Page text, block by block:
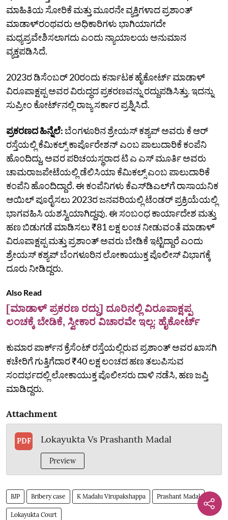
ಮಾಹಿತಿಯ ಸೋರಿಕೆ ಮತ್ತು ಮೂರನೇ ವ್ಯಕ್ತಿಗಳಾದ ಪ್ರಶಾಂತ್‌
ಮಾಡಾಳ್‌ರಂಥವರು ಅಧಿಕಾರಿಗಳು ಭಾಗಿಯಾಗದೇ
ಮಧ್ಯಪ್ರವೇಶಿಸಲಾಗದು ಎಂದು ನ್ಯಾಯಾಲಯ ಅನುಮಾನ
ವ್ಯಕ್ತಪಡಿಸಿದೆ.
2023ರ ಡಿಸೆಂಬರ್‌ 20ರಂದು ಕರ್ನಾಟಕ ಹೈಕೋರ್ಟ್‌ ಮಾಡಾಳ್‌
ವಿರೂಪಾಕ್ಷಪ್ಪ ಅವರ ವಿರುದ್ಧದ ಪ್ರಕರಣವನ್ನು ರದ್ದುಪಡಿಸಿತ್ತು. ಇದನ್ನು
ಸುಪ್ರೀಂ ಕೋರ್ಟ್‌ನಲ್ಲಿ ರಾಜ್ಯ ಸರ್ಕಾರ ಪ್ರಶ್ನಿಸಿದೆ.
ಪ್ರಕರಣದ ಹಿನ್ನೆಲೆ:ಬೆಂಗಳೂರಿನ ಶ್ರೇಯಸ್‌ ಕಶ್ಯಪ್‌ ಅವರು ಕೆ ಆರ್‌
ರಸ್ತೆಯಲ್ಲಿ ಕೆಮಿಕಲ್ಸ್ ಕಾರ್ಪೊರೇಶನ್‌ ಎಂಬ ಪಾಲುದಾರಿಕೆ ಕಂಪೆನಿ
ಹೊಂದಿದ್ದು, ಅವರ ಪರಿಚಯಸ್ಥರಾದ ಟಿ ಎ ಎಸ್‌ ಮೂರ್ತಿ ಅವರು
ಚಾಮರಾಜಪೇಟೆಯಲ್ಲಿ ಡೆಲಿಸಿಯಾ ಕೆಮಿಕಲ್ಸ್‌ ಎಂಬ ಪಾಲುದಾರಿಕೆ
ಕಂಪೆನಿ ಹೊಂದಿದ್ದಾರೆ. ಈ ಕಂಪೆನಿಗಳು ಕೆಎಸ್‌ಡಿಎಲ್‌ಗೆ ರಾಸಾಯನಿಕ
ಆಯಿಲ್‌ ಪೂರೈಸಲು 2023ರ ಜನವರಿಯಲ್ಲಿ ಟೆಂಡರ್‌ ಪ್ರಕ್ರಿಯೆಯಲ್ಲಿ
ಭಾಗವಹಿಸಿ ಯಶಸ್ವಿಯಾಗಿದ್ದವು. ಈ ಸಂಬಂಧ ಕಾರ್ಯಾದೇಶ ಮತ್ತು
ಹಣ ಬಿಡುಗಡೆ ಮಾಡಿಸಲು ₹81 ಲಕ್ಷ ಲಂಚ ನೀಡುವಂತೆ ಮಾಡಾಳ್‌
ವಿರೂಪಾಕ್ಷಪ್ಪ ಮತ್ತು ಪ್ರಶಾಂತ್‌ ಅವರು ಬೇಡಿಕೆ ಇಟ್ಟಿದ್ದಾರೆ ಎಂದು
ಶ್ರೇಯಸ್‌ ಕಶ್ಯಪ್‌ ಬೆಂಗಳೂರಿನ ಲೋಕಾಯುಕ್ತ ಪೊಲೀಸ್‌ ವಿಭಾಗಕ್ಕೆ
ದೂರು ನೀಡಿದ್ದರು.
Also Read
[‌ಮಾಡಾಳ್‌ ಪ್ರಕರಣ ರದ್ದು] ದೂರಿನಲ್ಲಿ ವಿರೂಪಾಕ್ಷಪ್ಪ
ಲಂಚಕ್ಕೆ ಬೇಡಿಕೆ, ಸ್ವೀಕಾರ ವಿಚಾರವೇ ಇಲ್ಲ: ಹೈಕೋರ್ಟ್‌
ಕುಮಾರ ಪಾರ್ಕ್‌ನ ಕ್ರೆಸೆಂಟ್‌ ರಸ್ತೆಯಲ್ಲಿರುವ ಪ್ರಶಾಂತ್‌ ಅವರ ಖಾಸಗಿ
ಕಚೇರಿಗೆ ಗುತ್ತಿಗೆದಾರ ₹40 ಲಕ್ಷ ಲಂಚದ ಹಣ ತಲುಪಿಸುವ
ಸಂದರ್ಭದಲ್ಲಿ ಲೋಕಾಯುಕ್ತ ಪೊಲೀಸರು ದಾಳಿ ನಡೆಸಿ, ಹಣ ಜಪ್ತಿ
ಮಾಡಿದ್ದರು.
Attachment
PDF Lokayukta Vs Prashanth Madal
Preview
BJP Bribery case K Madalu Virupakshappa Prashant Madal
Lokayukta Court